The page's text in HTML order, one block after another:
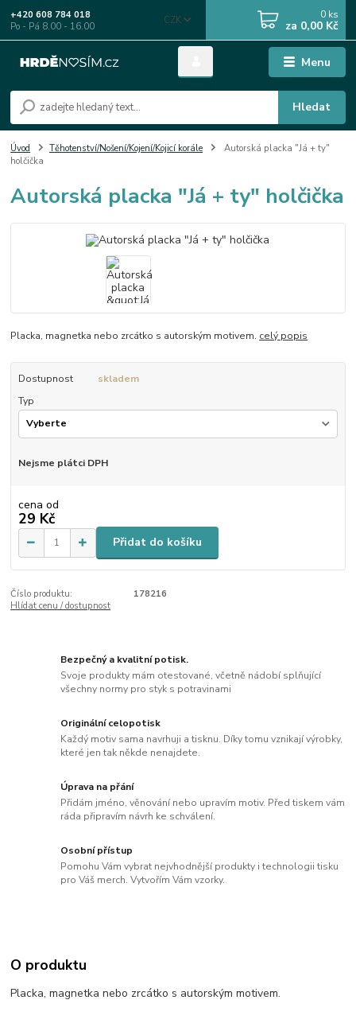
Menu
CZK
Hledat
+420 608 784 018
Po - Pá 8.00 - 16.00
0 ks
za 0,00 Kč
Úvod Těhotenství/Nošení/Kojení/Kojicí korále
Autorská placka "Já + ty"
holčička
Autorská placka "Já + ty" holčička
Placka, magnetka nebo zrcátko s autorským motivem. celý popis
Dostupnost
skladem
Typ
Nejsme plátci DPH
cena od
29 Kč
Přidat do košíku
Číslo produktu:
178216
Hlídat cenu / dostupnost
Bezpečný a kvalitní potisk.
Svoje produkty mám otestované, včetně nádobí splňující
všechny normy pro styk s potravinami
Originální celopotisk
Každý motiv sama navrhuji a tisknu. Díky tomu vznikají výrobky,
které jen tak někde nenajdete.
Úprava na přání
Přidám jméno, věnování nebo upravím motiv. Před tiskem vám
ráda připravím návrh ke schválení.
Osobní přístup
Pomohu Vám vybrat nejvhodnější produkty i technologii tisku
pro Váš merch. Vytvořím Vám vzorky.
O produktu
Placka, magnetka nebo zrcátko s autorským motivem.